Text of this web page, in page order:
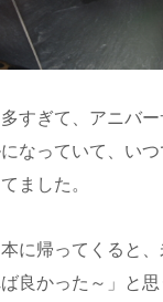
すぎて、アニバ
なっていて、い
ました。
に帰ってくると、
良かった～」と